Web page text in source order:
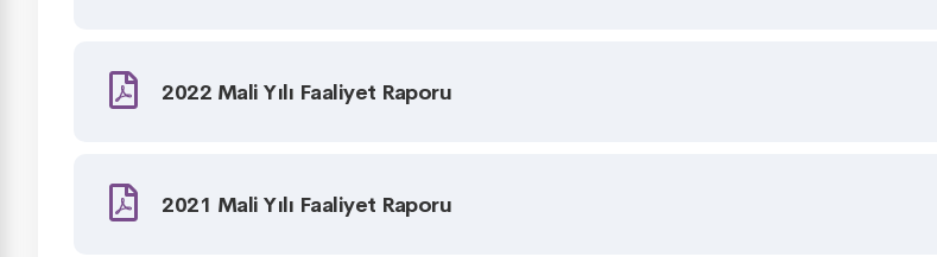
2022 Mali Yılı Faaliyet Raporu
2021 Mali Yılı Faaliyet Raporu